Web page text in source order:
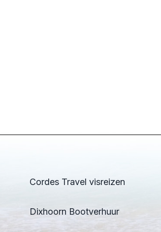
Cordes Travel visreizen
Dixhoorn Bootverhuur